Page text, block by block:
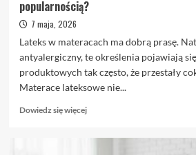
popularnością?
7 maja, 2026
Lateks w materacach ma dobrą prasę.
antyalergiczny, te określenia pojawiają
produktowych tak często, że przestały
Materace lateksowe nie...
Dowiedz się więcejDowiedz